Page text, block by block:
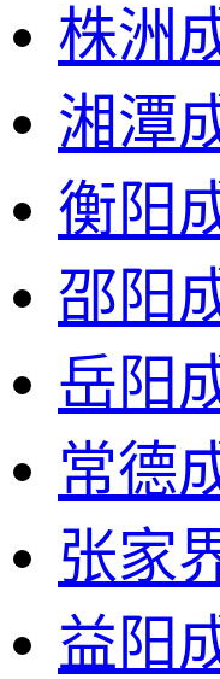
株洲
湘潭
衡阳
邵阳
岳阳
常德
张家
益阳